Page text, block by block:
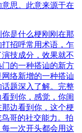
思。此意来源于在
是什么梗刚刚在那
招呼常用术语，乍
技成分，效果就不
的一种搭讪的新方
络新增的一种搭讪
题深入了解。完整
到你，感觉，你闺
边看到你，这个梗
哥的社交能力。拍
一次开头都会用这